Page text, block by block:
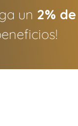
un 2% de